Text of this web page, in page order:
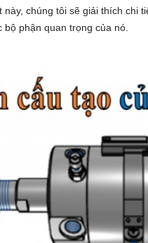
chúng tôi sẽ giải thích chi
phận quan trọng của nó.